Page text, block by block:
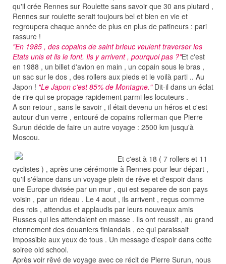
qu'il crée Rennes sur Roulette sans savoir que 30 ans plutard ,
Rennes sur roulette serait toujours bel et bien en vie et
regroupera chaque année de plus en plus de patineurs : pari
rassure !
"En 1985 , des copains de saint brieuc veulent traverser les
Etats unis et ils le font. Ils y arrivent , pourquoi pas ?"Et c'est
en 1988 , un billet d'avion en main , un copain sous le bras ,
un sac sur le dos , des rollers aux pieds et le voilà parti .. Au
Japon ! "Le Japon c'est 85% de Montagne."Dit-il dans un éclat
de rire qui se propage rapidement parmi les locuteurs .
A son retour , sans le savoir , il était devenu un héros et c'est
autour d'un verre , entouré de copains rollerman que Pierre
Surun décide de faire un autre voyage : 2500 km jusqu'à
Moscou.
Et c'est à 18 ( 7 rollers et 11
cyclistes ) , après une cérémonie à Rennes pour leur départ ,
qu'il s'élance dans un voyage plein de rêve et d'espoir dans
une Europe divisée par un mur , qui est separee de son pays
voisin , par un rideau . Le 4 aout , ils arrivent , reçus comme
des rois , attendus et applaudis par leurs nouveaux amis
Russes qui les attendaient en masse . Ils ont reussit , au grand
etonnement des douaniers finlandais , ce qui paraissait
impossible aux yeux de tous . Un message d'espoir dans cette
soiree old school.
Après voir rêvé de voyage avec ce récit de Pierre Surun, nous